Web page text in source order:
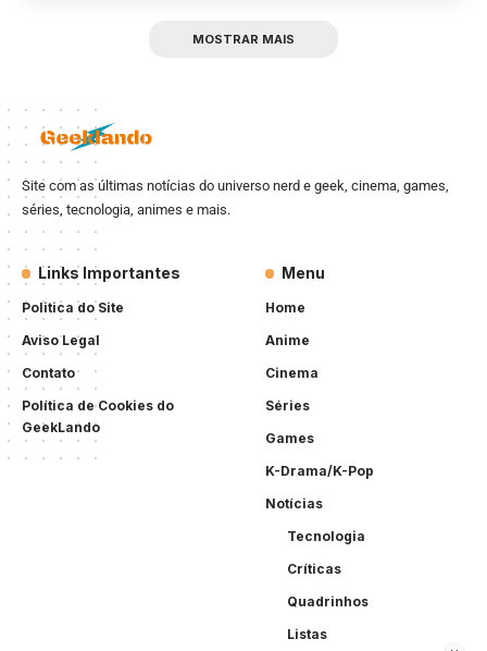
MOSTRAR MAIS
Site com as últimas notícias do universo nerd e geek, cinema, games,
séries, tecnologia, animes e mais.
Links Importantes
Politica do Site
Aviso Legal
Contato
Política de Cookies do
GeekLando
Menu
Home
Anime
Cinema
Séries
Games
K-Drama/K-Pop
Notícias
Tecnologia
Críticas
Quadrinhos
Listas